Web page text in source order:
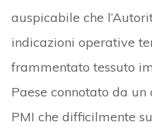
auspicabile che
indicazioni operative
frammentato tessuto
Paese connotato da
PMI che difficilmente